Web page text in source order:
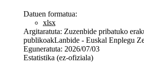
Datuen formatua:
xlsx
Argitaratuta: Zuzenbide pribatuko
publikoakLanbide - Euskal Enplegu
Eguneratuta: 2026/07/03
Estatistika (ez-ofiziala)